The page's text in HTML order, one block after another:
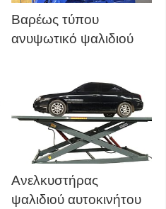
Βαρέως τύπου
ανυψωτικό ψαλιδιού
Ανελκυστήρας
ψαλιδιού αυτοκινήτου